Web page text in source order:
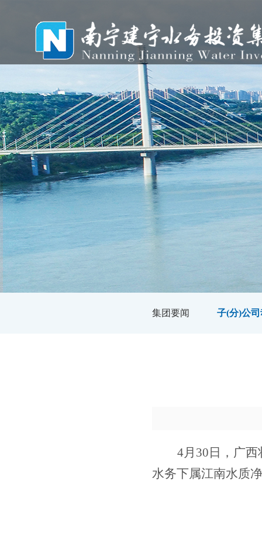
集团要闻 子(分)公
4月 30 日，广
水务下属江南水质